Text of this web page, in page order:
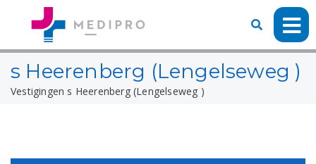
s Heerenberg (Lengelseweg )
Vestigingen s Heerenberg (Lengelseweg )